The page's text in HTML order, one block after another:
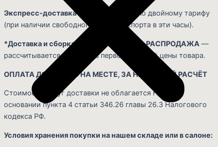
Экспресс-доставка в день заказа
— по двойному тарифу
(при наличии свободного автотранспорта в эти часы).
*Доставка и сборка мебели из раздела РАСПРОДАЖА —
рассчитывается, исходя из первоначальной цены товара.
ОПЛАТА ДОСТАВКИ: НА МЕСТЕ, ЗА НАЛИЧНЫЙ РАСЧЁТ
Стоимость услуг доставки не облагается НДС на
основании пункта 4 статьи 346.26 главы 26.3 Налогового
кодекса РФ.
Условия хранения покупки на нашем складе или в салоне: